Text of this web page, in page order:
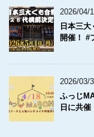
2026/04/
日本三大
開催！ #
2026/03/
ふっじ
日に共催